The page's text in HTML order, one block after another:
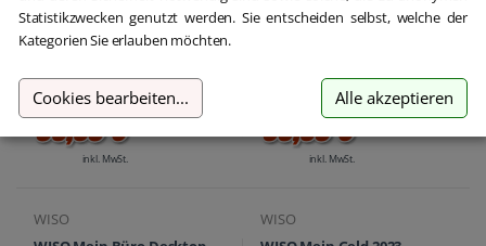
56,95 €
inkl. MwSt.
33,95 €
inkl. MwSt.
WISO
WISO
Statistikzwecken genutzt werden. Sie entscheiden selbst, welche der
Kategorien Sie erlauben möchten.
Cookies bearbeiten... Alle akzeptieren